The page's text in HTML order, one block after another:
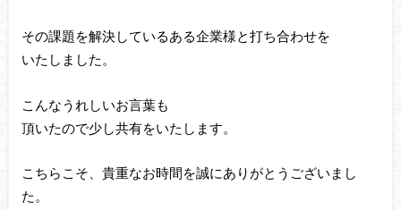
その課題を解決しているある企業様と打ち合わせを
いたしました。
こんなうれしいお言葉も
頂いたので少し共有をいたします。
こちらこそ、貴重なお時間を誠にありがとうございまし
た。